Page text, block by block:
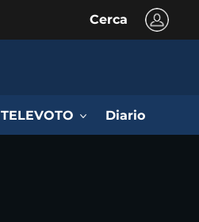
Cerca
TELEVOTO Diario